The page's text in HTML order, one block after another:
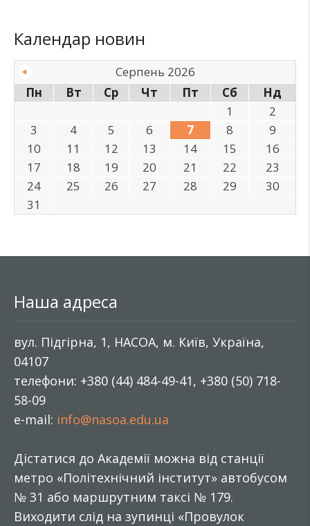
Календар новин
Серпень 2026
Пн
Вт Ср Чт Пт Сб
Нд
1
2
3
4 5 6 7 8
9
10
11 12 13 14 15
16
17
18 19 20 21 22
23
24
25 26 27 28 29
30
31
Наша адреса
вул. Підгірна, 1, НАСОА, м. Київ, Україна,
04107
телефони: +380 (44) 484-49-41, +380 (50) 718-
58-09
e-mail: info@nasoa.edu.ua
Дістатися до Академії можна від станції
метро «Політехнічний інститут» автобусом
№ 31 або маршрутним таксі № 179.
Виходити слід на зупинці «Провулок